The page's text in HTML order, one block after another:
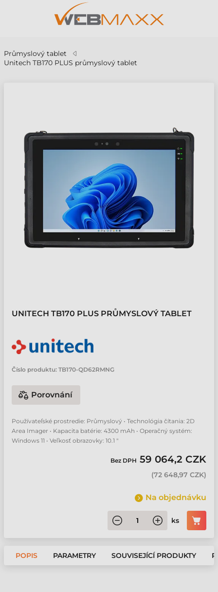
Průmyslový tablet
Unitech TB170 PLUS průmyslový tablet
UNITECH TB170 PLUS PRŮMYSLOVÝ TABLET
Číslo produktu: TB170-QD62RMNG
Porovnání
Používateľské prostredie: Průmyslový • Technológia čítania: 2D
Area Imager • Kapacita batérie: 4300 mAh • Operačný systém:
Windows 11 • Veľkosť obrazovky: 10.1 "
Bez DPH 59 064,2 CZK
(72 648,97 CZK)
Na objednávku
ks
POPIS PARAMETRY SOUVISEJÍCÍ PRODUKTY